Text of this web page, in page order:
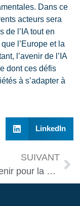
Dans ce
acteurs sera
de l’IA tout en
l’Europe et la
l’avenir de l’IA
dont ces défis
à s’adapter à
LinkedIn
SUIVANT
Quel avenir pour la domotique avec l’IA avancée ?